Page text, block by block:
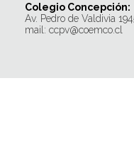
Colegio Concepción:
Av. Pedro de Valdivia
mail: ccpv@coemco.cl